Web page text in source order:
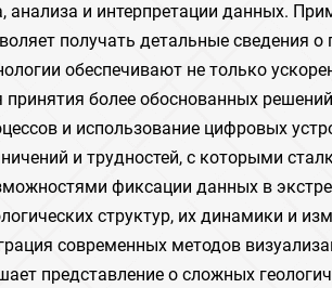
и интерпретации данных.
получать детальные сведения о
обеспечивают не только
принятия более обоснованных
и использование цифровых
и трудностей, с которыми
фиксации данных в
структур, их динамики и
современных методов
представление о сложных